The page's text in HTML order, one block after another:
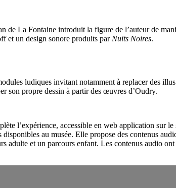
de La Fontaine introduit la figure de l’auteur de
et un design sonore produits par Nuits Noires.
ludiques invitant notamment à replacer des
son propre dessin à partir des œuvres d’Oudry.
l’expérience, accessible en web application sur le
au musée. Elle propose des contenus
adulte et un parcours enfant. Les contenus audio